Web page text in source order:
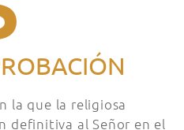
la que la religiosa
definitiva al Señor en el